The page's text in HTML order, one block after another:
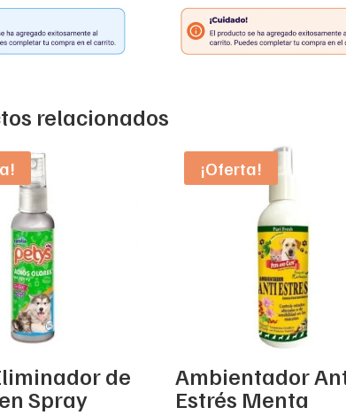
relacionados
de
Spray
¡Oferta!
Ambientador
Estrés Menta